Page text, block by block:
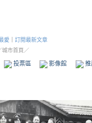
愛
訂閱最新文章
城市首頁／
投票區 影像館